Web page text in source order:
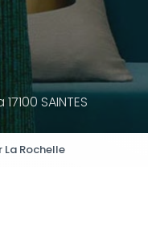
17100 SAINTES
Rochelle